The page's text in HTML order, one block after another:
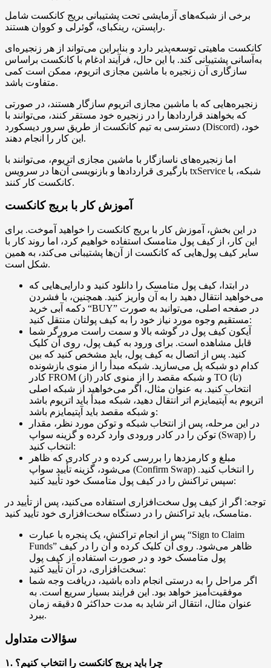
برخی از شبکه‌های آزمایشی تحت پشتیبانی بریج کانکست شامل
راپستن، رینکبای، گوئرلی و کووان هستند.
کانکست ماهیتی توسعه‌پذیر دارد و بنابراین می‌تواند از هر زنجیره‌ای
به‌آسانی پشتیبانی کند. با این حال، فرآیند ادغام با کانکست براساس
سازگاری آن زنجیره با ماشین مجازی اتریوم، ممکن است کمی
متفاوت باشد.
زنجیره‌هایی که با ماشین مجازی اتریوم سازگار هستند، در صورتی
که بخواهند قراردادها را در زنجیره خود مستقر کنند، می‌توانند با
دسترسی به تیم کانکست از طریق سرور دیسکورد (Discord) خود،
این کار را انجام دهند.
اما زنجیره‌های ناسازگار با ماشین مجازی اتریوم، می‌توانند با
بارگیری قراردادها و بازنویسی آن‌ها در سرویس txService شبکه، با
کانکست کار کنند.
آموزش کار با بریج کانکست
در این بخش، آموزش کار با بریج کانکست را خواهید آموخت. برای
این کار، از کیف پول متامسک استفاده خواهیم کرد، اما روند کار با
سایر کیف پول‌هایی که کانکست از آن‌ها پشتیبانی می‌کند، به همین
شکل است.
در ابتدا، کیف پول متامسک را دانلود کنید و دارایی‌هایی که
می‌خواهید انتقال دهید را به آن واریز کنید. همچنین، با فشردن
دکمه آبی خرید “BUY” در صفحه اصلی، می‌توانید به صورت
مستقیم وجوه مورد نیاز خود را به کیف پولتان منتقل کنید:
آیکون کیف پول در گوشه بالا و سمت راست مرورگر شما
قابل مشاهده است. برای ورود به کیف پول، روی آن کلیک
کنید. پس از اتصال به کیف پول، باید مشخص کنید که بین
کدام دو شبکه پل می‌سازید. شبکه مبدأ را از منوی بازشونده
کادر FROM (از) و شبکه مقصد را از منوی کادر TO (تا)
انتخاب کنید. به عنوان مثال، اگر می‌خواهید از شبکه اصلی
اتریوم به آپتیمایزم اتر انتقال دهید، شبکه مبدأ باید اتریوم باشد
و شبکه مقصد باید آپتیمایزم باشد:
در این مرحله، پس از انتخاب شبکه و توکن مورد نظر، مقدار
توکن را در کادر ورودی وارد کرده و گزینه سواپ (Swap) را
انتخاب کنید:
مبلغ و کارمزدها را بررسی کرده و در کادری که ظاهر
می‌شود، گزینه تأیید سواپ (Confirm Swap) را انتخاب کنید.
سپس تراکنش را در کیف پول متامسک خود تأیید کنید:
توجه: اگر از کیف پول سخت‌افزاری استفاده می‌کنید، پس از تأیید در
متامسک، باید تراکنش را در دستگاه سخت‌افزاری خود تأیید کنید.
پس از انجام تراکنش، یک پنجره با عبارت “Sign to Claim
Funds” ظاهر می‌شود. روی آن کلیک کرده و آن را در کیف
پول متامسک خود و در صورت استفاده از کیف پول
سخت‌افزاری، در آن تأیید کنید:
اگر مراحل را به درستی انجام داده باشید، دریافت وجه شما
موفقیت‌آمیز خواهد بود. این فرایند بسیار سریع است. به
عنوان مثال، انتقال اتر شاید به مدت حداکثر ۵ دقیقه زمان
ببرد.
سؤالات متداول
۱. چرا باید بریج کانکست را انتخاب کنیم؟